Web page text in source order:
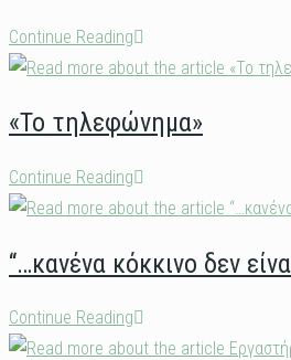
project
–
1η
συνάντηση
Continue ReadingΕργαστήριο
Σκηνοθεσίας
“5min
project”
Σωτήρης
Τσαφούλιας
«Το τηλεφώνημα»
Continue Reading«Το
τηλεφώνημα»
“…κανένα κόκκινο δεν
Continue Reading“…
κανένα